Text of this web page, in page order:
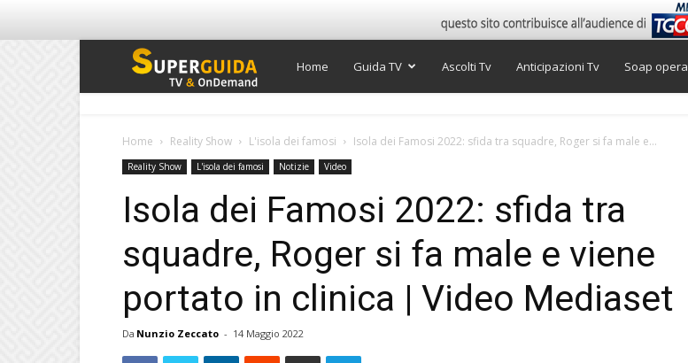
Super
TV
Home Guida TV Ascolti Tv Anticipazioni Tv Soap opera
Home Reality Show L'isola dei famosi Isola dei Famosi 2022: sfida tra squadre, Roger si fa male e...
Reality Show L'isola dei famosi Notizie Video
Isola dei Famosi 2022: sfida tra
squadre, Roger si fa male e viene
portato in clinica | Video Mediaset
Da Nunzio Zeccato - 14 Maggio 2022